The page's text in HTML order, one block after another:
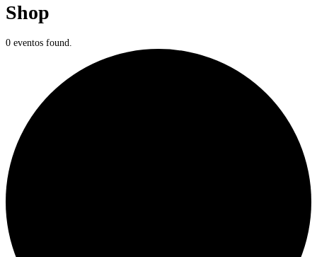
Shop
0 eventos found.